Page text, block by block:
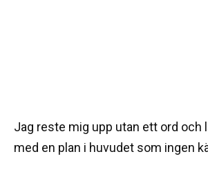
Jag reste mig upp utan ett ord och
med en plan i huvudet som ingen